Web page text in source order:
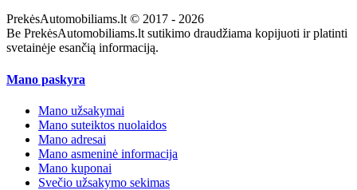
PrekėsAutomobiliams.lt © 2017 - 2026
Be PrekėsAutomobiliams.lt sutikimo draudžiama kopijuoti ir platinti
svetainėje esančią informaciją.
Mano paskyra
Mano užsakymai
Mano suteiktos nuolaidos
Mano adresai
Mano asmeninė informacija
Mano kuponai
Svečio užsakymo sekimas